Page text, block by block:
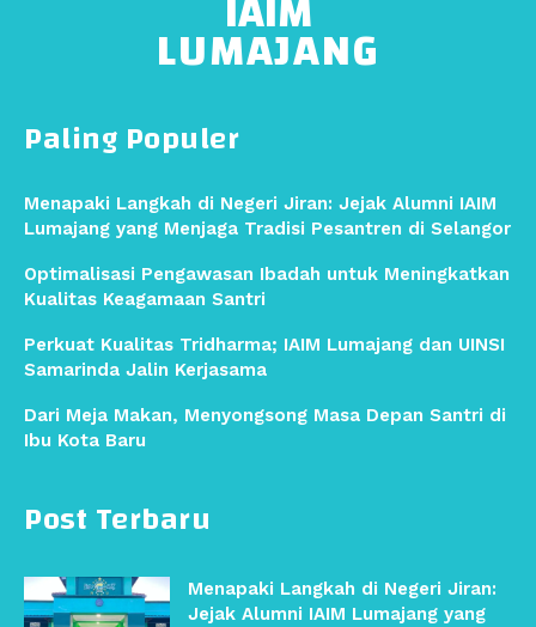
Post Terbaru
Menapaki Langkah di Negeri Jiran:
Jejak Alumni IAIM Lumajang yang
Paling Populer
Menapaki Langkah di Negeri Jiran: Jejak Alumni IAIM
Lumajang yang Menjaga Tradisi Pesantren di Selangor
Optimalisasi Pengawasan Ibadah untuk Meningkatkan
Kualitas Keagamaan Santri
Perkuat Kualitas Tridharma; IAIM Lumajang dan UINSI
Samarinda Jalin Kerjasama
Dari Meja Makan, Menyongsong Masa Depan Santri di
Ibu Kota Baru
LUMAJANG